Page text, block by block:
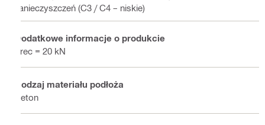
zanieczyszczeń (C3 / C4 – niskie)
Dodatkowe informacje o produkcie
Frec = 20 kN
Rodzaj materiału podłoża
Beton